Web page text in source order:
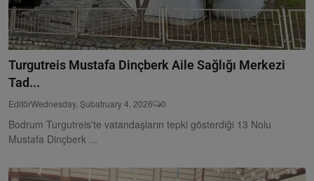
Turgutreis Mustafa Dinçberk Aile Sağlığı Merkezi
Tad...
EditörWednesday, Şubatruary 4, 2026 0
Bodrum Turgutreis'te vatandaşların tepki gösterdiği 13 Nolu
Mustafa Dinçberk ...